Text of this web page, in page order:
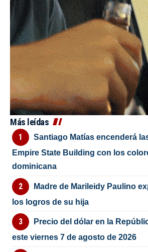
Más leídas
Santiago Matías encenderá
Empire State Building con los
dominicana
Madre de Marileidy Paulino
los logros de su hija
Precio del dólar en la
este viernes 7 de agosto de 2026